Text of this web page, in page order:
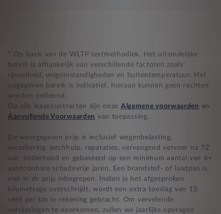
Nooit te hoge financiële lasten
BB 14 dagen bedenktijd
Zekerheid bij klachten
* Op basis van de WLTP testmethodiek. Het uiteindelijke
bereik is afhankelijk van verschillende factoren zoals
rijsnelheid, wegomstandigheden en buitentemperatuur. Het
opgegeven bereik is indicatief, hieraan kunnen geen rechten
worden ontleend.
Op alle leasecontracten zijn onze Algemene voorwaarden en
Aanvullende Voorwaarden van toepassing.
De weergegeven prijs is inclusief wegenbelasting,
verzekering, pechhulp, reparaties, vervangend vervoer na 72
uur, onderhoud en gebaseerd op een minimum aantal van 6+
aantoonbare schadevrije jaren. Een brandstof- of laadpas is
niet in de prijs inbegrepen. Indien je het afgesproken
kilometrage overschrijdt, wordt een extra toeslag van 15
cent per km in rekening gebracht. Om vervelende
verrassingen te voorkomen, zullen we jaarlijks opvragen